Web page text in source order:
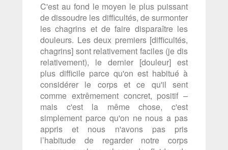
C'est au fond le moyen le plus puissant
de dissoudre les difficultés, de surmonter
les chagrins et de faire disparaître les
douleurs. Les deux premiers [difficultés,
chagrins] sont relativement faciles (je dis
relativement), le dernier [douleur] est
plus difficile parce qu'on est habitué à
considérer le corps et ce qu'il sent
comme extrêmement concret, positif –
mais c'est la même chose, c'est
simplement parce qu'on ne nous a pas
appris et nous n'avons pas pris
l’habitude de regarder notre corps